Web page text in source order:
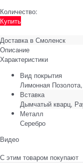
Количество:
Купить
Доставка в Смоленск
Описание
Характеристики
Вид покрытия
Лимонная
Вставка
Дымчатый кварц,
Металл
Серебро
Видео
С этим товаром покупают